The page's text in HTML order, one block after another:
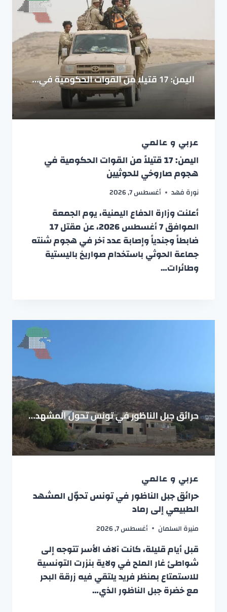
عربي و عالمي
اليمن: 17 قتيلاً من القوات الحكومية في
هجوم صاروخي للحوثيين
نورة فهد أغسطس 7, 2026
أعلنت وزارة الدفاع اليمنية، يوم الجمعة
الموافق 7 أغسطس 2026، عن مقتل 17
ضابطاً وجندياً وإصابة عدد آخر في هجوم شنته
جماعة الحوثي باستخدام صواريخ باليستية
وطائرات…
عربي و عالمي
حرائق جبل الناظور في تونس تحوّل المشهد
الطبيعي إلى رماد
منيرة السلمان أغسطس 7, 2026
قبل أيام قليلة، كانت آلاف الأسر تتوجه إلى
شواطئ غار الملح في ولاية بنزرت التونسية
للاستمتاع بمنظر فريد يلتقي فيه زرقة البحر
مع خضرة جبل الناظور الذي…